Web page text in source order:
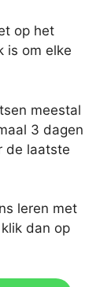
op het
is om elke
meestal
3 dagen
de laatste
leren met
dan op